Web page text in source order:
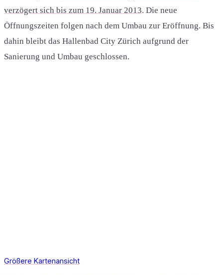
verzögert sich bis zum 19. Januar 2013. Die neue
Öffnungszeiten folgen nach dem Umbau zur Eröffnung. Bis
dahin bleibt das Hallenbad City Zürich aufgrund der
Sanierung und Umbau geschlossen.
Größere Kartenansicht